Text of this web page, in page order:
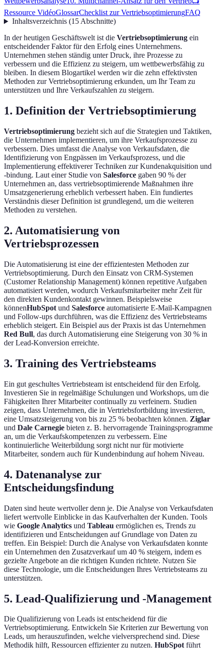
Ressource VidéoGlossarChecklist zur VertriebsoptimierungFAQ
Inhaltsverzeichnis(15Abschnitte)
In der heutigen Geschäftswelt ist die Vertriebsoptimierung ein
entscheidender Faktor für den Erfolg eines Unternehmens.
Unternehmen stehen ständig unter Druck, ihre Prozesse zu
verbessern und die Effizienz zu steigern, um wettbewerbsfähig zu
bleiben. In diesem Blogartikel werden wir die zehn effektivsten
Methoden zur Vertriebsoptimierung erkunden, um Ihr Team zu
unterstützen und Ihre Verkaufszahlen zu steigern.
1. Definition der Vertriebsoptimierung
Vertriebsoptimierung bezieht sich auf die Strategien und Taktiken,
die Unternehmen implementieren, um ihre Verkaufsprozesse zu
verbessern. Dies umfasst die Analyse von Verkaufsdaten, die
Identifizierung von Engpässen im Verkaufsprozess, und die
Implementierung effektiverer Techniken zur Kundenakquisition und
-bindung. Laut einer Studie von Salesforce gaben 90 % der
Unternehmen an, dass vertriebsoptimierende Maßnahmen ihre
Umsatzgenerierung erheblich verbessert haben. Ein fundiertes
Verständnis dieser Definition ist grundlegend, um die weiteren
Methoden zu verstehen.
2. Automatisierung von
Vertriebsprozessen
Die Automatisierung ist eine der effizientesten Methoden zur
Vertriebsoptimierung. Durch den Einsatz von CRM-Systemen
(Customer Relationship Management) können repetitive Aufgaben
automatisiert werden, wodurch Verkaufsmitarbeiter mehr Zeit für
den direkten Kundenkontakt gewinnen. Beispielsweise
könnenHubSpot und Salesforce automatisierte E-Mail-Kampagnen
und Follow-ups durchführen, was die Effizienz des Vertriebsteams
erheblich steigert. Ein Beispiel aus der Praxis ist das Unternehmen
Red Bull, das durch Automatisierung eine Steigerung von 30 % in
der Lead-Konversion erreichte.
3. Training des Vertriebsteams
Ein gut geschultes Vertriebsteam ist entscheidend für den Erfolg.
Investieren Sie in regelmäßige Schulungen und Workshops, um die
Fähigkeiten Ihrer Mitarbeiter continually zu verfeinern. Studien
zeigen, dass Unternehmen, die in Vertriebsfortbildung investieren,
eine Umsatzsteigerung von bis zu 25 % beobachten können. Ziglar
und Dale Carnegie bieten z. B. hervorragende Trainingsprogramme
an, um die Verkaufskompetenzen zu verbessern. Eine
kontinuierliche Weiterbildung sorgt nicht nur für motivierte
Mitarbeiter, sondern auch für Kundenbindung auf hohem Niveau.
4. Datenanalyse zur
Entscheidungsfindung
Daten sind heute wertvoller denn je. Die Analyse von Verkaufsdaten
liefert wertvolle Einblicke in das Kaufverhalten der Kunden. Tools
wie Google Analytics und Tableau ermöglichen es, Trends zu
identifizieren und Entscheidungen auf Grundlage von Daten zu
treffen. Ein Beispiel: Durch die Analyse von Verkaufsdaten konnte
ein Unternehmen den Zusatzverkauf um 40 % steigern, indem es
gezielte Angebote an die richtigen Kunden richtete. Nutzen Sie
diese Technologie, um die Entscheidungen Ihres Vertriebsteams zu
unterstützen.
5. Lead-Qualifizierung und -Management
Die Qualifizierung von Leads ist entscheidend für die
Vertriebsoptimierung. Entwickeln Sie Kriterien zur Bewertung von
Leads, um herauszufinden, welche vielversprechend sind. Diese
Methodik hilft, Ressourcen effizienter zu nutzen. HubSpotführt